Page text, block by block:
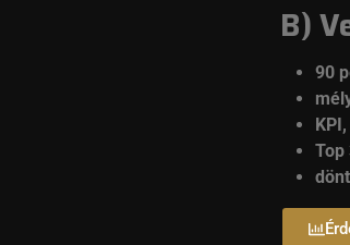
B)
90
Top